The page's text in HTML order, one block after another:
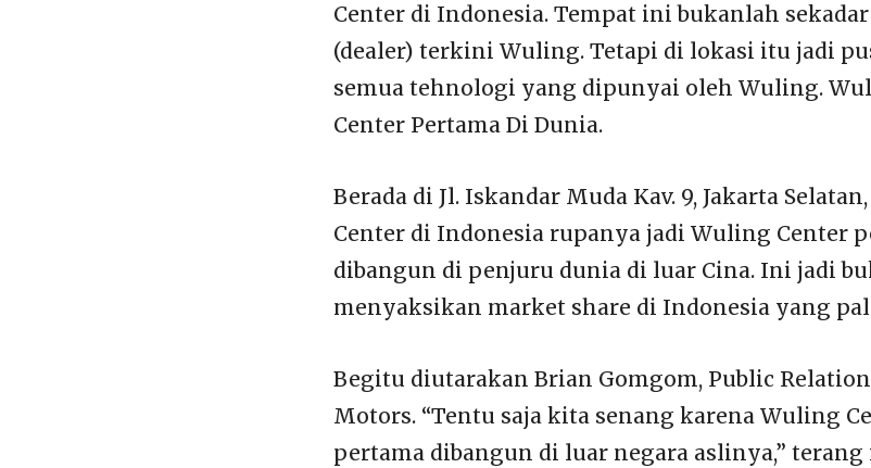
Center di Indonesia. Tempat ini bukanlah
(dealer) terkini Wuling. Tetapi di lokasi itu jadi
semua tehnologi yang dipunyai oleh Wuling.
Center Pertama Di Dunia.
Berada di Jl. Iskandar Muda Kav. 9, Jakarta
Center di Indonesia rupanya jadi Wuling Center
dibangun di penjuru dunia di luar Cina. Ini jadi
menyaksikan market share di Indonesia yang
Begitu diutarakan Brian Gomgom, Public
Motors. “Tentu saja kita senang karena Wuling
pertama dibangun di luar negara aslinya,” terang